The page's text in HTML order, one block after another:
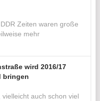
Zeiten waren große
mehr
wird 2016/17
bringen
auch schon viel